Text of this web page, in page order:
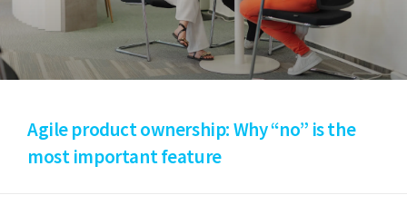
Agile product ownership: Why “no” is the
most important feature